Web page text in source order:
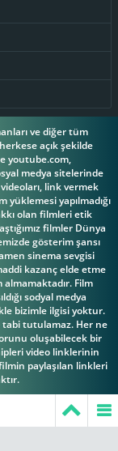
ve diğer tüm
açık şekilde
youtube.com,
medya sitelerinde
link vermek
yüklemesi yapılmadığı
olan filmleri etik
filmler Dünya
gösterim şansı
sinema sevgisi
kazanç elde etme
Film
sodyal medya
bizimle ilgisi yoktur.
tabi tutulamaz. Her ne
oluşabilecek bir
video linklerinin
paylaşılan linkleri